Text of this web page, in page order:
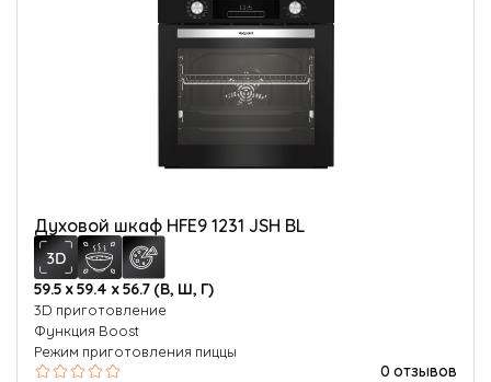
Духовой шкаф HFE9 1231 JSH BL
59.5 х 59.4 х 56.7 (В, Ш, Г)
3D приготовление
Функция Boost
Режим приготовления пиццы
0 отзывов